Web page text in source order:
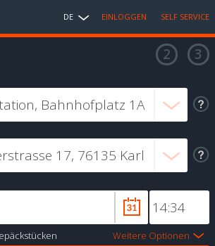
DE EINLOGGEN SELF SERVICE
Weitere Optionen